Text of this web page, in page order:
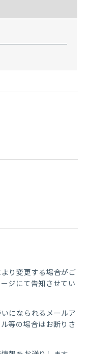
り変更する場合がご
ジにて告知させてい
になられるメールア
等の場合はお断りさ